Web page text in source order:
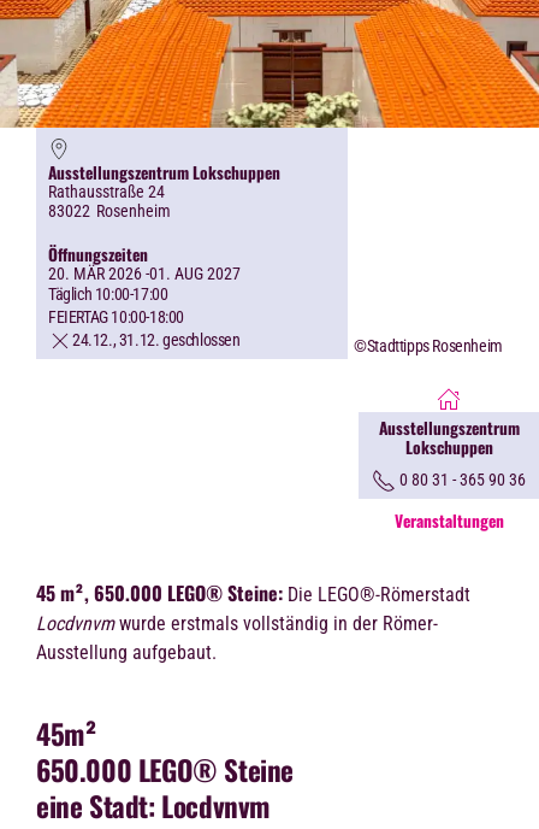
Ausstellungszentrum Lokschuppen
Rathausstraße 24
83022 Rosenheim
Öffnungszeiten
20. MÄR 2026 -01. AUG 2027
Täglich 10:00-17:00
FEIERTAG 10:00-18:00
24.12., 31.12. geschlossen
©Stadttipps Rosenheim
Ausstellungszentrum
Lokschuppen
0 80 31 - 365 90 36
Veranstaltungen
45 m², 650.000 LEGO® Steine: Die LEGO®-Römerstadt
Locdvnvmwurde erstmals vollständig in der Römer-
Ausstellung aufgebaut.
45m²
650.000 LEGO® Steine
eine Stadt: Locdvnvm